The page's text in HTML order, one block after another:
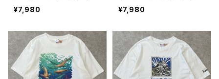
ジ 古着 動物 イヌ アート
白 ホワイト 00年代 2000s
6080618
¥7,980
テージ 古着 ネコ ねこ 動物
白 ホワイト 90年代 ビンテ
¥7,980